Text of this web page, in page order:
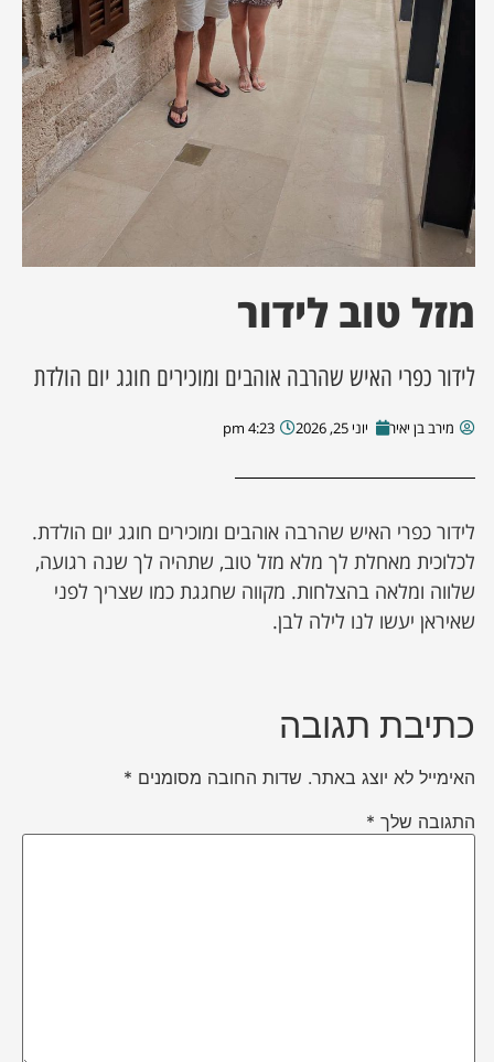
מסע מלחמה
השבוע
מקומית
מזל טוב לידור
לידור כפרי האיש שהרבה אוהבים ומוכירים חוגג יום הולדת
מירב בן יאיר יוני 25, 2026 4:23 pm
לידור כפרי האיש שהרבה אוהבים ומוכירים חוגג יום הולדת.
לכלוכית מאחלת לך מלא מזל טוב, שתהיה לך שנה רגועה,
שלווה ומלאה בהצלחות. מקווה שחגגת כמו שצריך לפני
שאיראן יעשו לנו לילה לבן.
כתיבת תגובה
האימייל לא יוצג באתר. שדות החובה מסומנים *
התגובה שלך *